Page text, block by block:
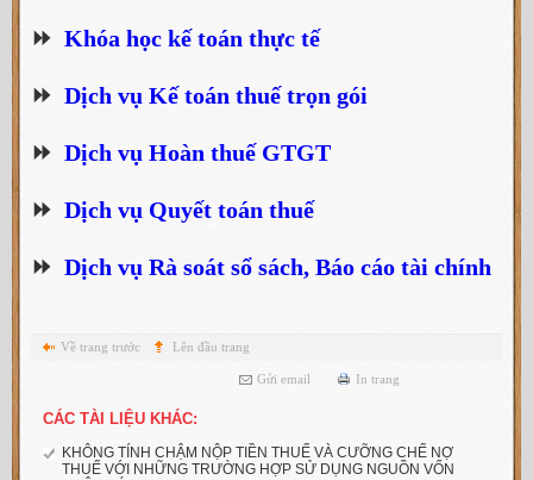
⏩ Khóa học kế toán thực tế
⏩ Dịch vụ Kế toán thuế trọn gói
⏩ Dịch vụ Hoàn thuế GTGT
⏩ Dịch vụ Quyết toán thuế
⏩ Dịch vụ Rà soát sổ sách, Báo cáo tài chính
Về trang trước Lên đầu trang
Gửi email In trang
CÁC TÀI LIỆU KHÁC:
KHÔNG TÍNH CHẬM NỘP TIỀN THUẾ VÀ CƯỠNG CHẾ NỢ
THUẾ VỚI NHỮNG TRƯỜNG HỢP SỬ DỤNG NGUỒN VỐN